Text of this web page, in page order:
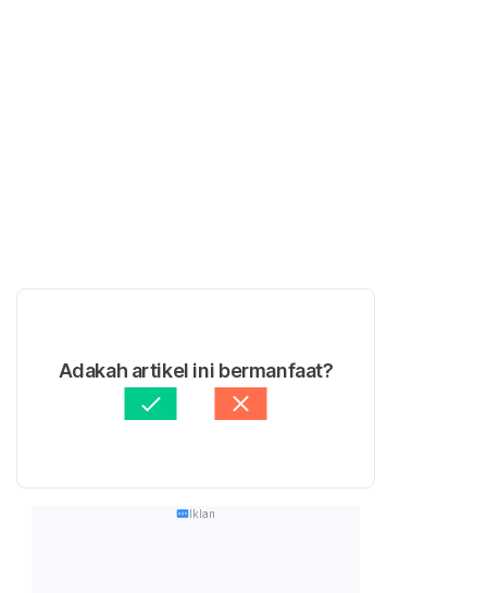
Adakah artikel ini bermanfaat?
Iklan